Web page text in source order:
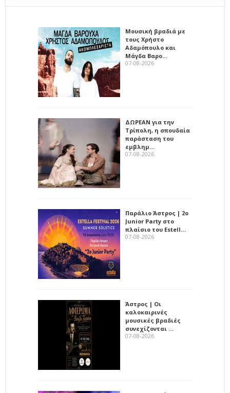
Μουσική βραδιά με
τους Χρήστο
Αδαμόπουλο και
Μάγδα Βαρο…
07-08-2026
ΔΩΡΕΑΝ για την
Τρίπολη, η σπουδαία
παράσταση του
εμβλημ…
07-08-2026
Παράλιο Άστρος | 2ο
Junior Party στο
πλαίσιο του Estell…
07-08-2026
Άστρος | Οι
καλοκαιρινές
μουσικές βραδιές
συνεχίζονται …
07-08-2026